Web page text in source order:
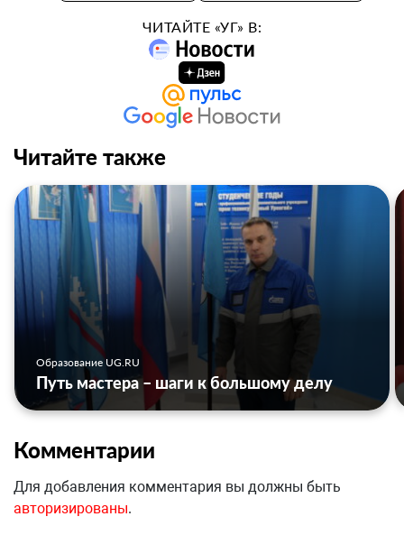
ЧИТАЙТЕ «УГ» В:
Читайте также
Образование UG.RU
Путь мастера – шаги к большому делу
Комментарии
Для добавления комментария вы должны быть
авторизированы.